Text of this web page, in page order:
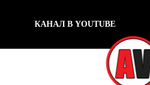
КАНАЛ В YOUTUBE